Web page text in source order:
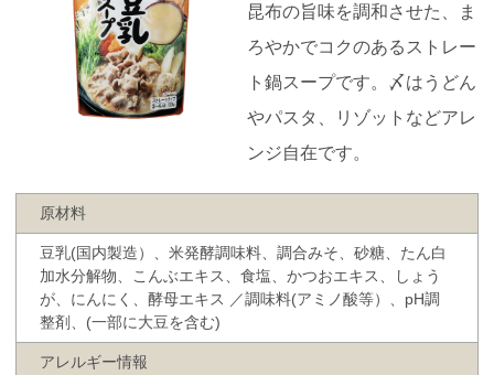
昆布の旨味を調和させた、ま
ろやかでコクのあるストレー
ト鍋スープです。〆はうどん
やパスタ、リゾットなどアレ
ンジ自在です。
原材料
豆乳(国内製造）、米発酵調味料、調合みそ、砂糖、たん白
加水分解物、こんぶエキス、食塩、かつおエキス、しょう
が、にんにく、酵母エキス ／調味料(アミノ酸等）、pH調
整剤、(一部に大豆を含む)
アレルギー情報